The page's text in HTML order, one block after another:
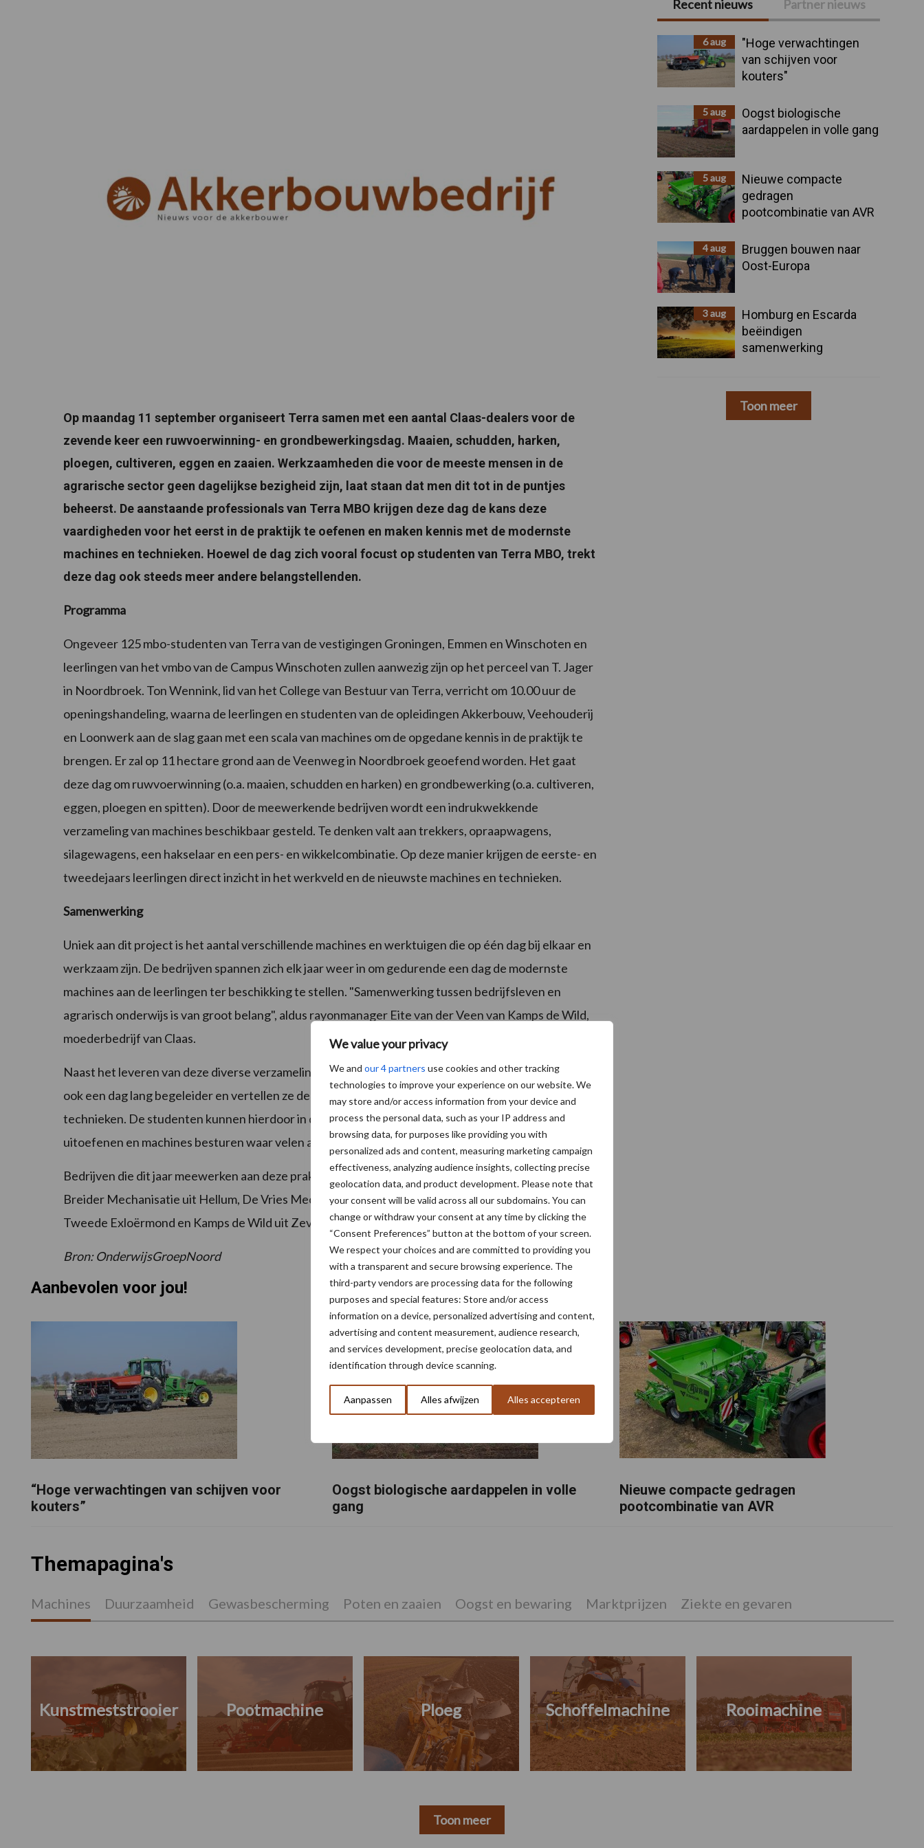
We value your privacy
We and our 4 partners use cookies and other tracking
technologies to improve your experience on our website. We
may store and/or access information from your device and
process the personal data, such as your IP address and
browsing data, for purposes like providing you with
personalized ads and content, measuring marketing campaign
effectiveness, analyzing audience insights, collecting precise
geolocation data, and product development. Please note that
your consent will be valid across all our subdomains. You can
change or withdraw your consent at any time by clicking the
“Consent Preferences” button at the bottom of your screen.
We respect your choices and are committed to providing you
with a transparent and secure browsing experience. The
third-party vendors are processing data for the following
purposes and special features: Store and/or access
information on a device, personalized advertising and content,
advertising and content measurement, audience research,
and services development, precise geolocation data, and
identification through device scanning.
Aanpassen Alles afwijzen Alles accepteren
Op maandag 11 september organiseert Terra samen met een aantal Claas-dealers voor de
zevende keer een ruwvoerwinning- en grondbewerkingsdag. Maaien, schudden, harken,
ploegen, cultiveren, eggen en zaaien. Werkzaamheden die voor de meeste mensen in de
agrarische sector geen dagelijkse bezigheid zijn, laat staan dat men dit tot in de puntjes
beheerst. De aanstaande professionals van Terra MBO krijgen deze dag de kans deze
vaardigheden voor het eerst in de praktijk te oefenen en maken kennis met de modernste
machines en technieken. Hoewel de dag zich vooral focust op studenten van Terra MBO, trekt
deze dag ook steeds meer andere belangstellenden.
Programma
Ongeveer 125 mbo-studenten van Terra van de vestigingen Groningen, Emmen en Winschoten en
leerlingen van het vmbo van de Campus Winschoten zullen aanwezig zijn op het perceel van T. Jager
in Noordbroek. Ton Wennink, lid van het College van Bestuur van Terra, verricht om 10.00 uur de
openingshandeling, waarna de leerlingen en studenten van de opleidingen Akkerbouw, Veehouderij
en Loonwerk aan de slag gaan met een scala van machines om de opgedane kennis in de praktijk te
brengen. Er zal op 11 hectare grond aan de Veenweg in Noordbroek geoefend worden. Het gaat
deze dag om ruwvoerwinning (o.a. maaien, schudden en harken) en grondbewerking (o.a. cultiveren,
eggen, ploegen en spitten). Door de meewerkende bedrijven wordt een indrukwekkende
verzameling van machines beschikbaar gesteld. Te denken valt aan trekkers, opraapwagens,
silagewagens, een hakselaar en een pers- en wikkelcombinatie. Op deze manier krijgen de eerste- en
tweedejaars leerlingen direct inzicht in het werkveld en de nieuwste machines en technieken.
Samenwerking
Uniek aan dit project is het aantal verschillende machines en werktuigen die op één dag bij elkaar en
werkzaam zijn. De bedrijven spannen zich elk jaar weer in om gedurende een dag de modernste
machines aan de leerlingen ter beschikking te stellen. "Samenwerking tussen bedrijfsleven en
agrarisch onderwijs is van groot belang", aldus rayonmanager Eite van der Veen van Kamps de Wild,
moederbedrijf van Claas.
Naast het leveren van deze diverse verzameling aan machines en werktuigen, zijn de medewerkers
ook een dag lang begeleider en vertellen ze de studenten alles over de machines en de modernste
technieken. De studenten kunnen hierdoor in de praktijk hun toekomstige werkzaamheden
uitoefenen en machines besturen waar velen alleen maar van kunnen dromen.
Bedrijven die dit jaar meewerken aan deze praktijkdag zijn Geertsema Mechanisatie uit Munnekezijl,
Breider Mechanisatie uit Hellum, De Vries Mechanisatie uit Beilen, Robertus Mechanisatie uit
Tweede Exloërmond en Kamps de Wild uit Zevenaar.
Bron: OnderwijsGroepNoord
Primaire
Sidebar
Recent nieuws Partner nieuws
6 aug
"Hoge verwachtingen
van schijven voor
kouters"
5 aug
Oogst biologische
aardappelen in volle gang
5 aug
Nieuwe compacte
gedragen
pootcombinatie van AVR
4 aug
Bruggen bouwen naar
Oost-Europa
3 aug
Homburg en Escarda
beëindigen
samenwerking
Toon meer
Aanbevolen voor jou!
“Hoge verwachtingen van schijven voor
kouters”
Oogst biologische aardappelen in volle
gang
Nieuwe compacte gedragen
pootcombinatie van AVR
Themapagina's
Machines Duurzaamheid Gewasbescherming Poten en zaaien Oogst en bewaring Marktprijzen Ziekte en gevaren
Kunstmeststrooier Pootmachine Ploeg Schoffelmachine Rooimachine
Toon meer